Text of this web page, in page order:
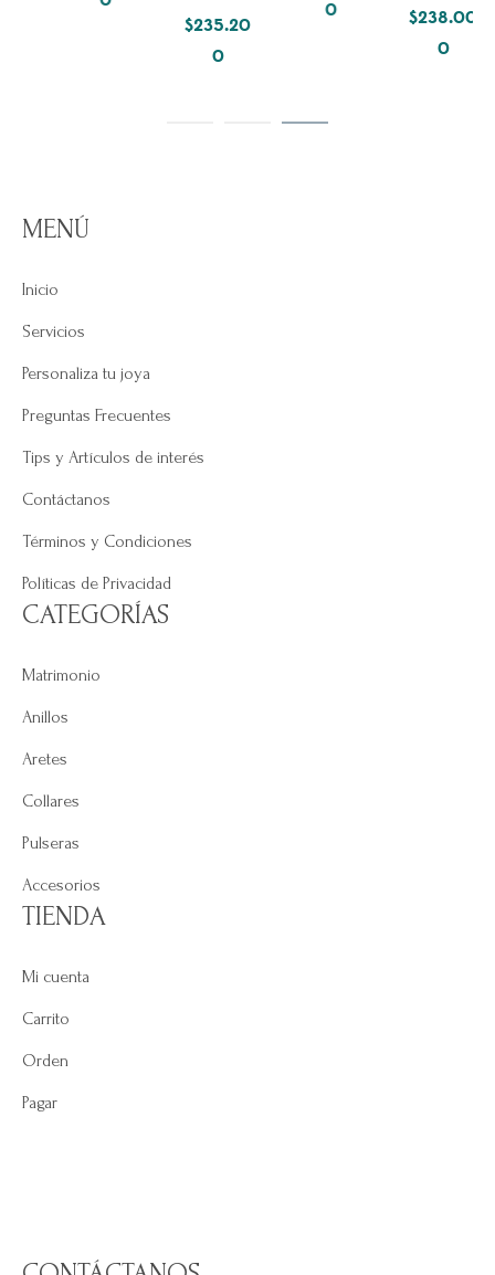
235.20
238.00
Rango
MENÚ
Inicio
Servicios
Personaliza tu joya
Preguntas Frecuentes
Tips y Artículos de interés
Contáctanos
Términos y Condiciones
Políticas de Privacidad
CATEGORÍAS
Matrimonio
Anillos
Aretes
Collares
Pulseras
Accesorios
TIENDA
Mi cuenta
Carrito
Orden
Pagar